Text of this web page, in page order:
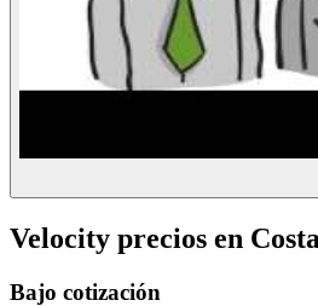
Velocity precios en
Bajo cotización